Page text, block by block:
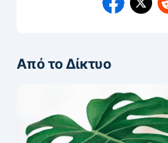
Από το Δίκτυο